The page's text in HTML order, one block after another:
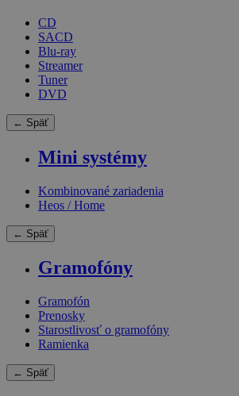
CD
SACD
Blu-ray
Streamer
Tuner
DVD
← Späť
Mini systémy
Kombinované zariadenia
Heos / Home
← Späť
Gramofóny
Gramofón
Prenosky
Starostlivosť o gramofóny
Ramienka
← Späť